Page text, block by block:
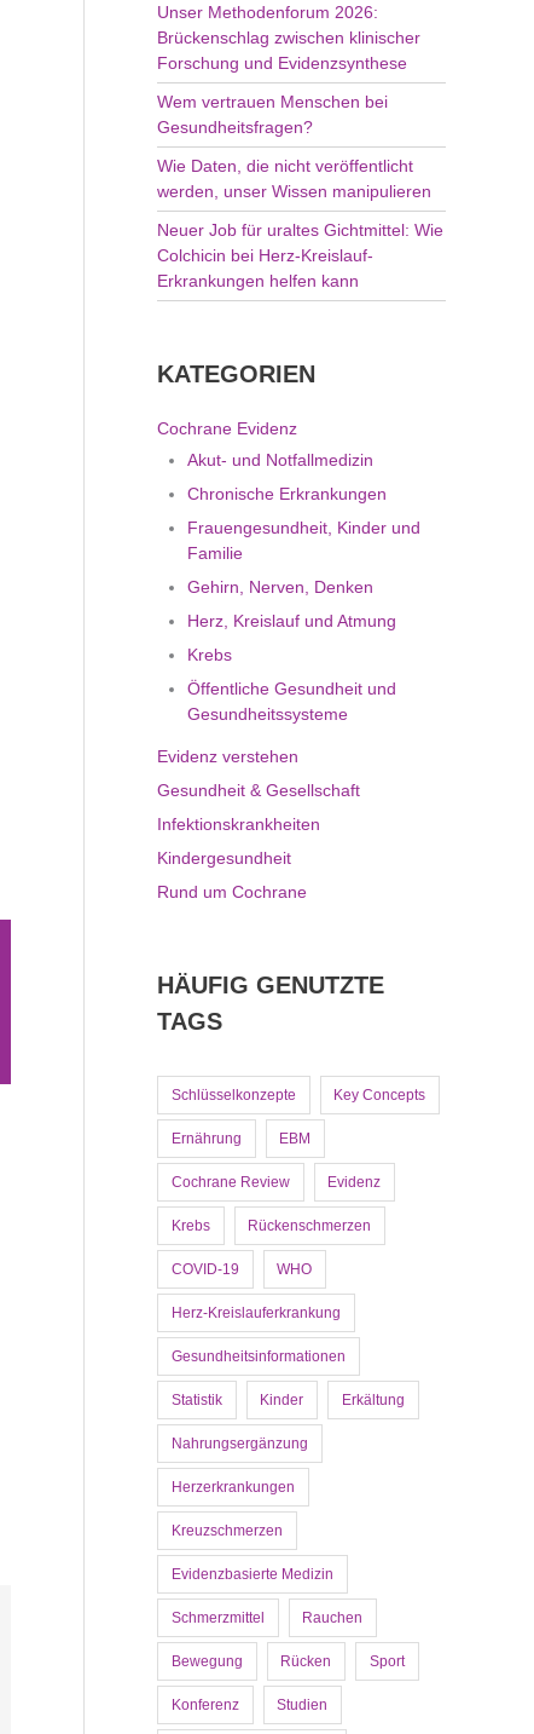
Unser Methodenforum 2026:
Brückenschlag zwischen klinischer
Forschung und Evidenzsynthese
Wem vertrauen Menschen bei
Gesundheitsfragen?
Wie Daten, die nicht veröffentlicht
werden, unser Wissen manipulieren
Neuer Job für uraltes Gichtmittel: Wie
Colchicin bei Herz-Kreislauf-
Erkrankungen helfen kann
KATEGORIEN
Cochrane Evidenz
Akut- und Notfallmedizin
Chronische Erkrankungen
Frauengesundheit, Kinder und
Familie
Gehirn, Nerven, Denken
Herz, Kreislauf und Atmung
Krebs
Öffentliche Gesundheit und
Gesundheitssysteme
Evidenz verstehen
Gesundheit & Gesellschaft
Infektionskrankheiten
Kindergesundheit
Rund um Cochrane
HÄUFIG GENUTZTE
TAGS
Schlüsselkonzepte Key Concepts
Ernährung EBM
Cochrane Review Evidenz
Krebs Rückenschmerzen
COVID-19 WHO
Herz-Kreislauferkrankung
Gesundheitsinformationen
Statistik Kinder Erkältung
Nahrungsergänzung
Herzerkrankungen
Kreuzschmerzen
Evidenzbasierte Medizin
Schmerzmittel Rauchen
Bewegung Rücken Sport
Konferenz Studien